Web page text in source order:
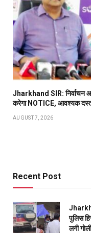
Jharkhand SIR: निर्वाचन
करेगा NOTICE, आवश्यक
AUGUST 7, 2026
Recent Post
पुलिस
लगी